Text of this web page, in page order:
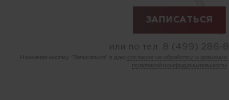
или по тел. 8 (499) 286-
Нажимая кнопку "Записаться" я даю согласие на обработку и
политикой конфиденциальности